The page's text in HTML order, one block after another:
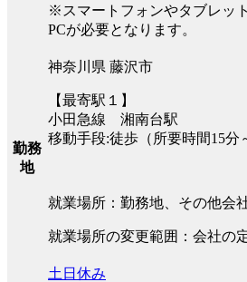
※スマートフォンやタブレッ
PCが必要となります。
勤務
地
神奈川県 藤沢市
【最寄駅１】
小田急線 湘南台駅
移動手段:徒歩（所要時間15分
就業場所：勤務地、その他会
就業場所の変更範囲：会社の
土日休み